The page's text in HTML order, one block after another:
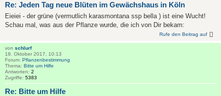
Re: Jeden Tag neue Blüten im Gewächshaus in Köln
Eieiei - der grüne (vermutlich karasmontana ssp bella ) ist eine Wucht!
Schau mal, was aus der Pflanze wurde, die ich von Dir bekam:
Rufe den Beitrag auf
von schlurf
18. Oktober 2017, 10:13
Forum: Pflanzenbestimmung
Thema: Bitte um Hilfe
Antworten: 2
Zugriffe: 5383
Re: Bitte um Hilfe